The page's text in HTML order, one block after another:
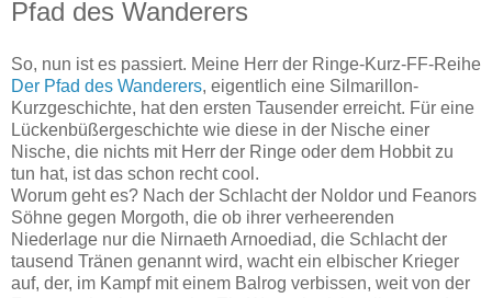
Pfad des Wanderers
So, nun ist es passiert. Meine Herr der Ringe-Kurz-FF-Reihe
Der Pfad des Wanderers, eigentlich eine Silmarillon-
Kurzgeschichte, hat den ersten Tausender erreicht. Für eine
Lückenbüßergeschichte wie diese in der Nische einer
Nische, die nichts mit Herr der Ringe oder dem Hobbit zu
tun hat, ist das schon recht cool.
Worum geht es? Nach der Schlacht der Noldor und Feanors
Söhne gegen Morgoth, die ob ihrer verheerenden
Niederlage nur die Nirnaeth Arnoediad, die Schlacht der
tausend Tränen genannt wird, wacht ein elbischer Krieger
auf, der, im Kampf mit einem Balrog verbissen, weit von der